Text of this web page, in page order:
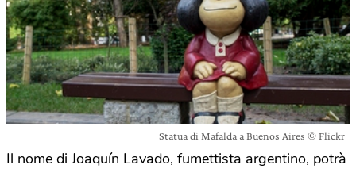
Statua di Mafalda a Buenos Aires © Flickr
Il nome di Joaquín Lavado, fumettista argentino, potrà